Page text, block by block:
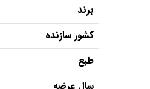
برند
کشور سازنده
طبع